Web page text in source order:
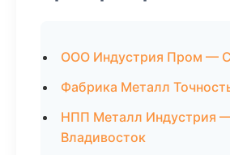
ООО Индустрия Пром —
Фабрика Металл
НПП Металл Индустрия
Владивосток